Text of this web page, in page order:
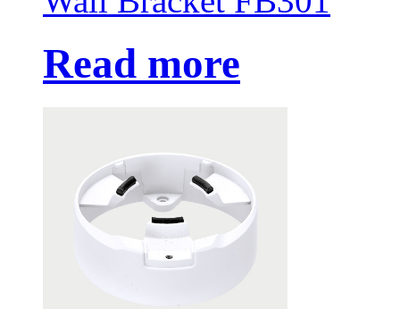
Read more